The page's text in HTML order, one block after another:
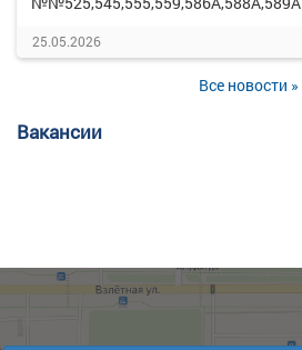
25.05.2026
Все новости »
Вакансии